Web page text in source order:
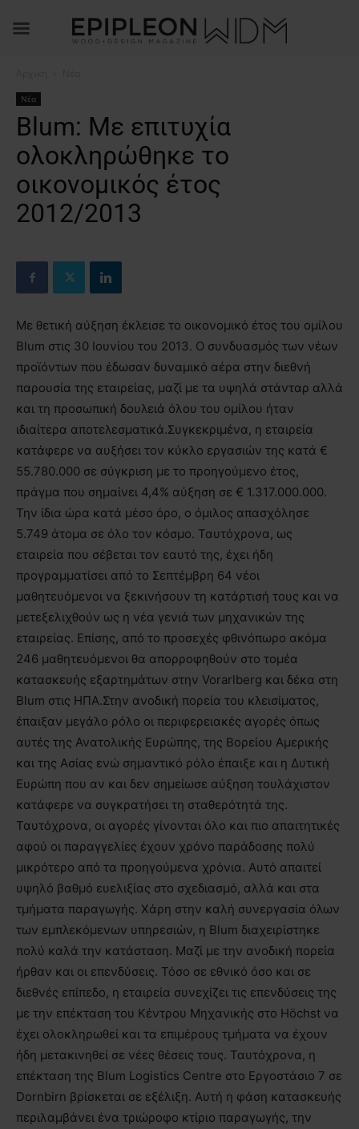
Νέα
Blum: Με επιτυχία
ολοκληρώθηκε το
οικονομικός έτoς
2012/2013
Με θετική αύξηση έκλεισε το οικονομικό έτος του ομίλου
Blum στις 30 Ιουνίου του 2013. Ο συνδυασμός των νέων
προϊόντων που έδωσαν δυναμικό αέρα στην διεθνή
παρουσία της εταιρείας, μαζί με τα υψηλά στάνταρ αλλά
και τη προσωπική δουλειά όλου του ομίλου ήταν
ιδιαίτερα αποτελεσματικά.Συγκεκριμένα, η εταιρεία
κατάφερε να αυξήσει τον κύκλο εργασιών της κατά €
55.780.000 σε σύγκριση με το προηγούμενο έτος,
πράγμα που σημαίνει 4,4% αύξηση σε € 1.317.000.000.
Την ίδια ώρα κατά μέσο όρο, ο όμιλος απασχόλησε
5.749 άτομα σε όλο τον κόσμο. Ταυτόχρονα, ως
εταιρεία που σέβεται τον εαυτό της, έχει ήδη
προγραμματίσει από το Σεπτέμβρη 64 νέοι
μαθητευόμενοι να ξεκινήσουν τη κατάρτισή τους και να
μετεξελιχθούν ως η νέα γενιά των μηχανικών της
εταιρείας. Επίσης, από το προσεχές φθινόπωρο ακόμα
246 μαθητευόμενοι θα απορροφηθούν στο τομέα
κατασκευής εξαρτημάτων στην Vorarlberg και δέκα στη
Blum στις ΗΠΑ.Στην ανοδική πορεία του κλεισίματος,
έπαιξαν μεγάλο ρόλο οι περιφερειακές αγορές όπως
αυτές της Ανατολικής Ευρώπης, της Βορείου Αμερικής
και της Ασίας ενώ σημαντικό ρόλο έπαιξε και η Δυτική
Ευρώπη που αν και δεν σημείωσε αύξηση τουλάχιστον
κατάφερε να συγκρατήσει τη σταθερότητά της.
Ταυτόχρονα, οι αγορές γίνονται όλο και πιο απαιτητικές
αφού οι παραγγελίες έχουν χρόνο παράδοσης πολύ
μικρότερο από τα προηγούμενα χρόνια. Αυτό απαιτεί
υψηλό βαθμό ευελιξίας στο σχεδιασμό, αλλά και στα
τμήματα παραγωγής. Χάρη στην καλή συνεργασία όλων
των εμπλεκόμενων υπηρεσιών, η Blum διαχειρίστηκε
πολύ καλά την κατάσταση. Μαζί με την ανοδική πορεία
ήρθαν και οι επενδύσεις. Τόσο σε εθνικό όσο και σε
διεθνές επίπεδο, η εταιρεία συνεχίζει τις επενδύσεις της
με την επέκταση του Κέντρου Μηχανικής στο Höchst να
έχει ολοκληρωθεί και τα επιμέρους τμήματα να έχουν
ήδη μετακινηθεί σε νέες θέσεις τους. Ταυτόχρονα, η
επέκταση της Blum Logistics Centre στο Εργοστάσιο 7 σε
Dornbirn βρίσκεται σε εξέλιξη. Αυτή η φάση κατασκευής
περιλαμβάνει ένα τριώροφο κτίριο παραγωγής, την